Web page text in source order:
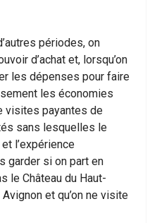
périodes, on
d’achat et, lorsqu’on
les dépenses pour faire
les économies
visites payantes de
sans lesquelles le
l’expérience
garder si on part en
le Château du Haut-
et qu’on ne visite